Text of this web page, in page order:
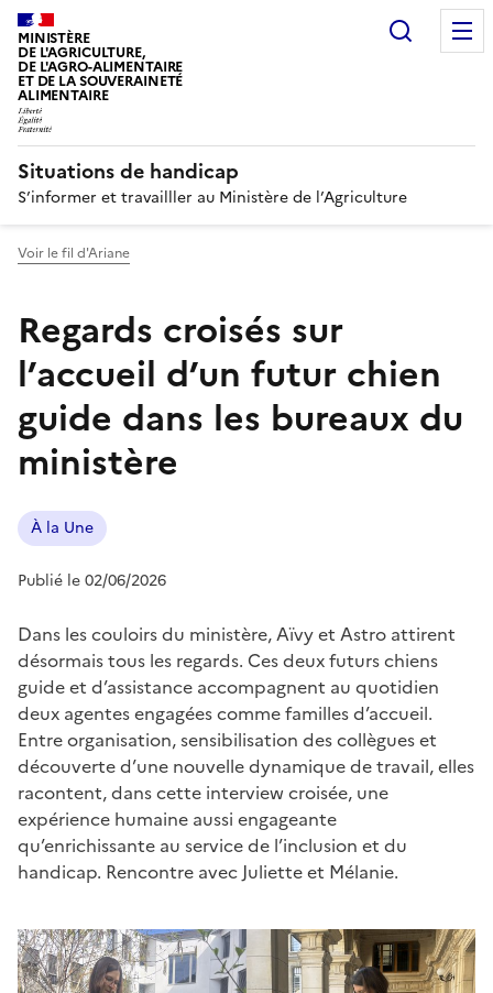
MINISTÈRE
DE L'AGRICULTURE,
DE L'AGRO-ALIMENTAIRE
ET DE LA SOUVERAINETÉ
ALIMENTAIRE
Situations de handicap
S’informer et travailller au Ministère de l’Agriculture
Voir le fil d'Ariane
Regards croisés sur
l’accueil d’un futur chien
guide dans les bureaux du
ministère
À la Une
Publié le 02/06/2026
Dans les couloirs du ministère, Aïvy et Astro attirent
désormais tous les regards. Ces deux futurs chiens
guide et d’assistance accompagnent au quotidien
deux agentes engagées comme familles d’accueil.
Entre organisation, sensibilisation des collègues et
découverte d’une nouvelle dynamique de travail, elles
racontent, dans cette interview croisée, une
expérience humaine aussi engageante
qu’enrichissante au service de l’inclusion et du
handicap. Rencontre avec Juliette et Mélanie.